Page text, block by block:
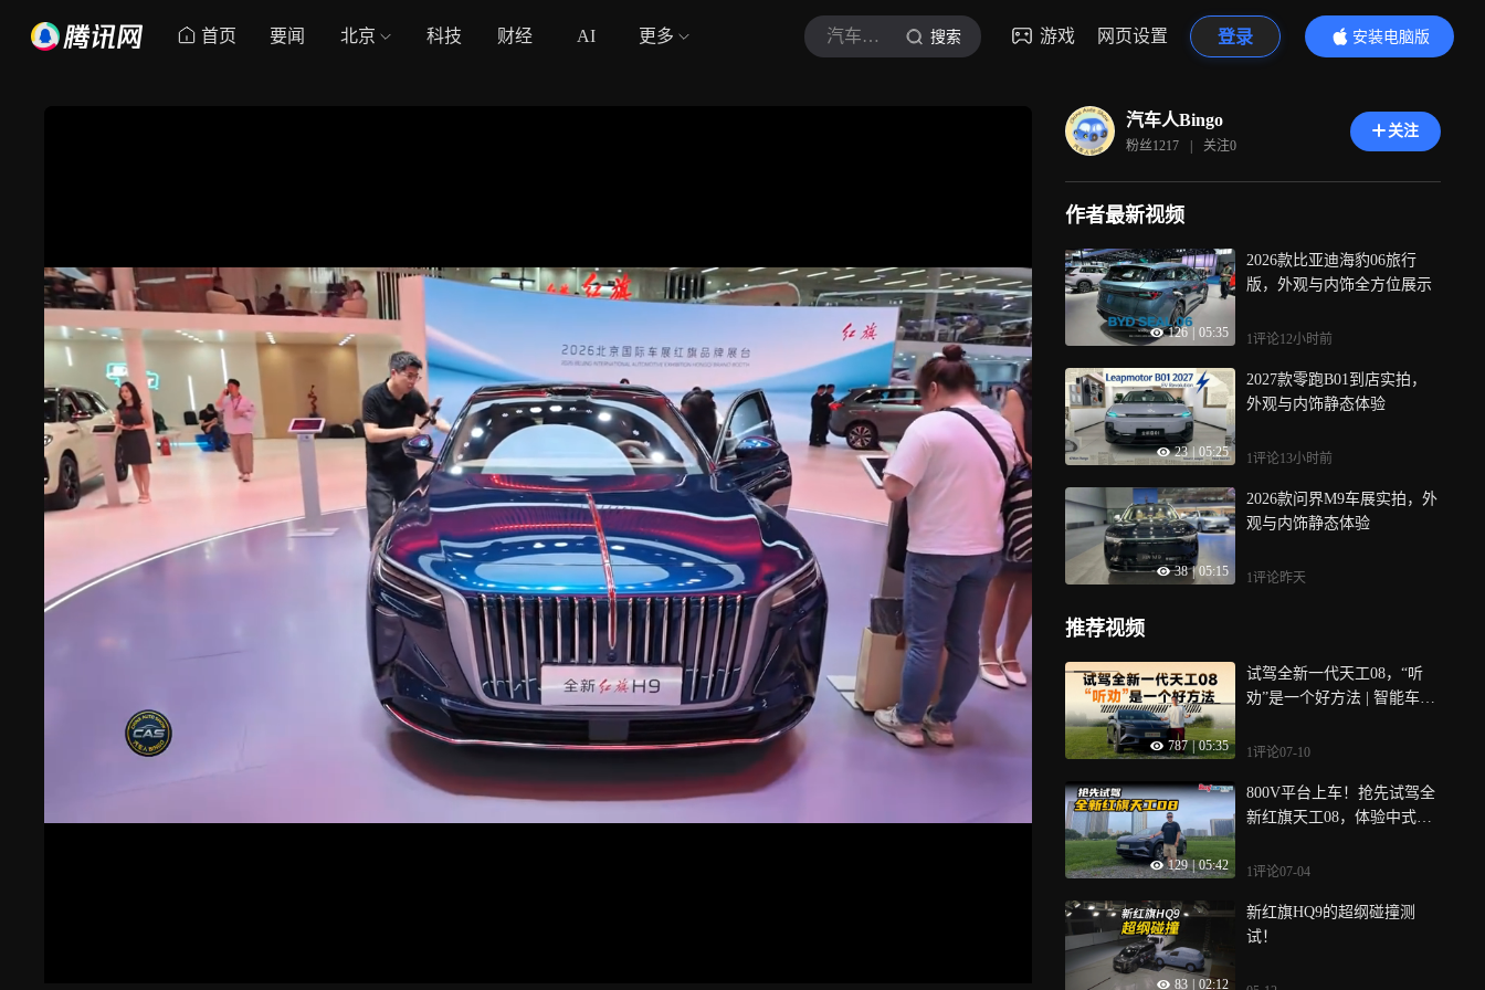
首页 要闻 北京 科技 财经 AI 更多 汽车人Bingo 搜索 游戏 网页设置 登录
安装电脑版
内容更精彩
汽车人Bingo
粉丝1217 | 关注0
关注
作者最新视频
126 05:35
2026款比亚迪海豹06旅行
版，外观与内饰全方位展示
1评论12小时前
23 | 05:25
2027款零跑B01到店实拍，
外观与内饰静态体验
1评论13小时前
38 | 05:15
2026款问界M9车展实拍，外
观与内饰静态体验
1评论昨天
推荐视频
787 05:35
试驾全新一代天工08，“听
劝”是一个好方法 | 智能车指
1评论07-10
129 | 05:42
800V平台上车！抢先试驾全
新红旗天工08，体验中式豪
1评论07-04
83 02:12
新红旗HQ9的超纲碰撞测
试！